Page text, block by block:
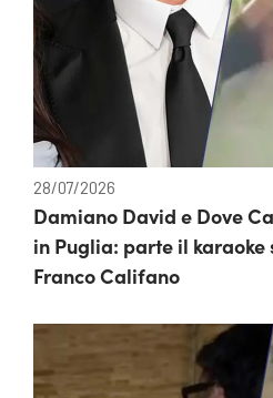
28/07/2026
Damiano David e Dove
in Puglia: parte il karaoke
Franco Califano